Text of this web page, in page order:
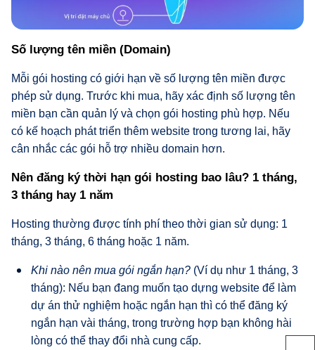
Số lượng tên miền (Domain)
Mỗi gói hosting có giới hạn về số lượng tên miền được
phép sử dụng. Trước khi mua, hãy xác định số lượng tên
miền bạn cần quản lý và chọn gói hosting phù hợp. Nếu
có kế hoạch phát triển thêm website trong tương lai, hãy
cân nhắc các gói hỗ trợ nhiều domain hơn.
Nên đăng ký thời hạn gói hosting bao lâu? 1 tháng,
3 tháng hay 1 năm
Hosting thường được tính phí theo thời gian sử dụng: 1
tháng, 3 tháng, 6 tháng hoặc 1 năm.
Khi nào nên mua gói ngắn hạn? (Ví dụ như 1 tháng, 3
tháng): Nếu bạn đang muốn tạo dựng website để làm
dự án thử nghiệm hoặc ngắn hạn thì có thể đăng ký
ngắn hạn vài tháng, trong trường hợp bạn không hài
lòng có thể thay đổi nhà cung cấp.